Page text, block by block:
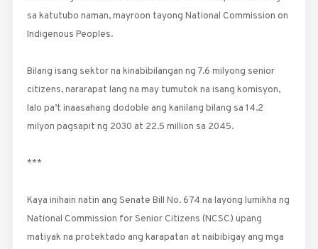
sa katutubo naman, mayroon tayong National Commission on
Indigenous Peoples.
Bilang isang sektor na kinabibilangan ng 7.6 milyong senior
citizens, nararapat lang na may tumutok na isang komisyon,
lalo pa’t inaasahang dodoble ang kanilang bilang sa 14.2
milyon pagsapit ng 2030 at 22.5 million sa 2045.
***
Kaya inihain natin ang Senate Bill No. 674 na layong lumikha ng
National Commission for Senior Citizens (NCSC) upang
matiyak na protektado ang karapatan at naibibigay ang mga